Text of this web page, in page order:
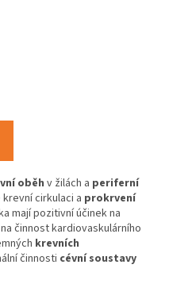
oběh v žilách a periferní
cirkulaci a prokrvení
mají pozitivní účinek na
činnost kardiovaskulárního
krevních
činnosti cévní soustavy